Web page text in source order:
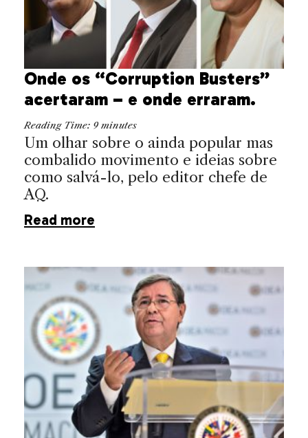
Onde os “Corruption Busters”
acertaram – e onde erraram.
Reading Time: 9 minutes
Um olhar sobre o ainda popular mas
combalido movimento e ideias sobre
como salvá-lo, pelo editor chefe de
AQ.
Read more